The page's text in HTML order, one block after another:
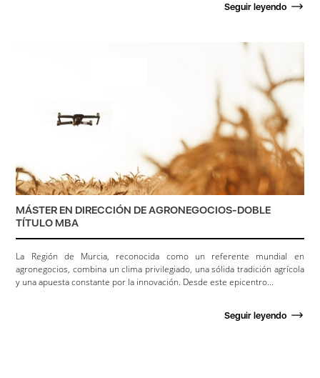
Seguir leyendo
MÁSTER EN DIRECCIÓN DE AGRONEGOCIOS-DOBLE
TÍTULO MBA
La Región de Murcia, reconocida como un referente mundial en
agronegocios, combina un clima privilegiado, una sólida tradición agrícola
y una apuesta constante por la innovación. Desde este epicentro...
Seguir leyendo